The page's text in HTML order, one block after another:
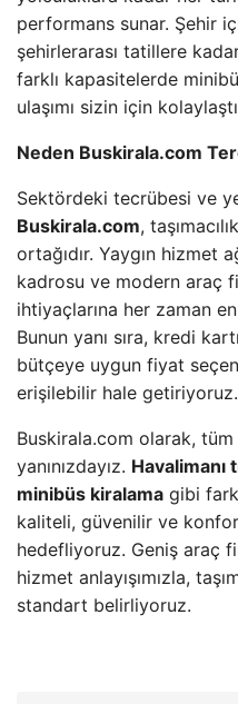
performans sunar. Şehir
şehirlerarası tatillere
farklı kapasitelerde
ulaşımı sizin için
Neden Buskirala.com
Sektördeki tecrübesi ve
Buskirala.com,
ortağıdır. Yaygın hizmet
kadrosu ve modern araç
ihtiyaçlarına her zaman
Bunun yanı sıra, kredi
bütçeye uygun fiyat
erişilebilir hale getiriyoruz.
Buskirala.com olarak, tüm
yanınızdayız. Havalimanı
minibüs kiralama gibi
kaliteli, güvenilir ve
hedefliyoruz. Geniş araç
hizmet anlayışımızla,
standart belirliyoruz.